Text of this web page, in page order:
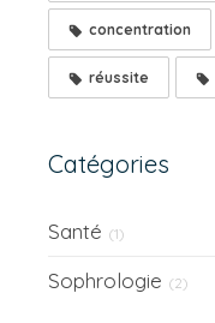
concentration
réussite
Catégories
Santé (1)
Sophrologie (2)